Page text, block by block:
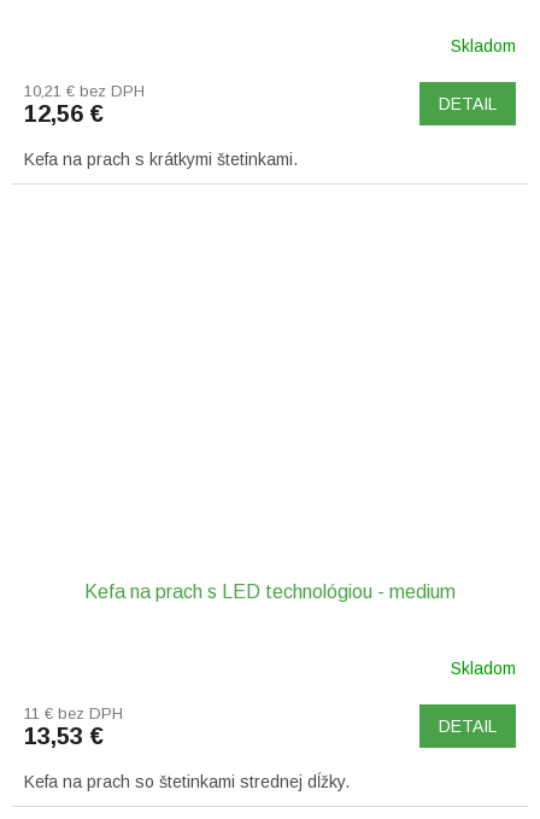
Skladom
10,21 € bez DPH
12,56 € DETAIL
Kefa na prach s krátkymi štetinkami.
Kefa na prach s LED technológiou - medium
Skladom
11 € bez DPH
13,53 € DETAIL
Kefa na prach so štetinkami strednej dĺžky.